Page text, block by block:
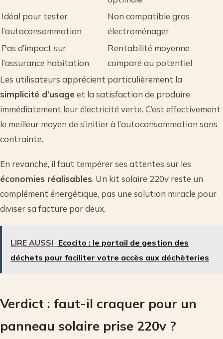
Idéal pour tester
l’autoconsommation
Non compatible gros
électroménager
Pas d’impact sur
l’assurance habitation
Rentabilité moyenne
comparé au potentiel
Les utilisateurs apprécient particulièrement la
simplicité d’usageet la satisfaction de produire
immédiatement leur électricité verte. C’est effectivement
le meilleur moyen de s’initier à l’autoconsommation sans
contrainte.
En revanche, il faut tempérer ses attentes sur les
économies réalisables. Un kit solaire 220v reste un
complément énergétique, pas une solution miracle pour
diviser sa facture par deux.
LIRE AUSSI Ecocito : le portail de gestion des
déchets pour faciliter votre accès aux déchèteries
Verdict : faut-il craquer pour un
panneau solaire prise 220v ?